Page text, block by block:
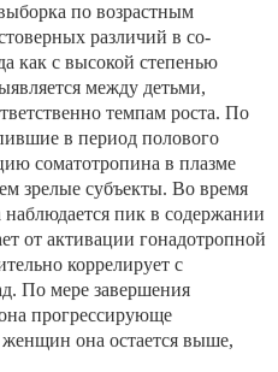
по возрастным
различий в со­
как с высокой степенью
между детьми,
темпам роста. По
в период поло­вого
соматотропина в плазме
зрелые субъекты. Во время
наблюдается пик в содержании
от актива­ции гонадотропной
коррелирует с
По мере завершения
прогрессирующе
она оста­ется выше,